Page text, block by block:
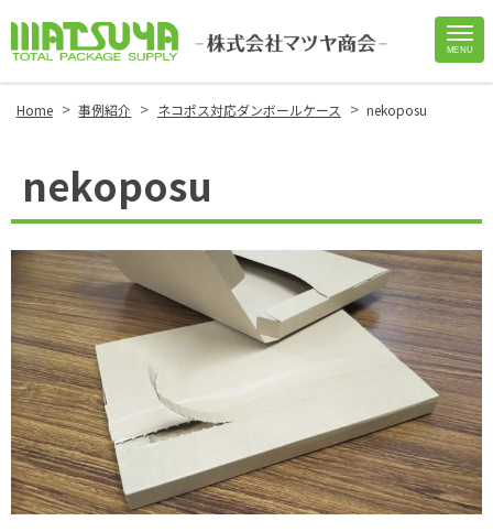
MENU
Home > 事例紹介 > ネコポス対応ダンボールケース > nekoposu
nekoposu
Site
Footer